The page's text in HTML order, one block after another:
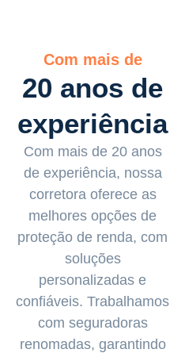
Com mais de
20 anos de
experiência
Com mais de 20 anos
de experiência, nossa
corretora oferece as
melhores opções de
proteção de renda, com
soluções
personalizadas e
confiáveis. Trabalhamos
com seguradoras
renomadas, garantindo